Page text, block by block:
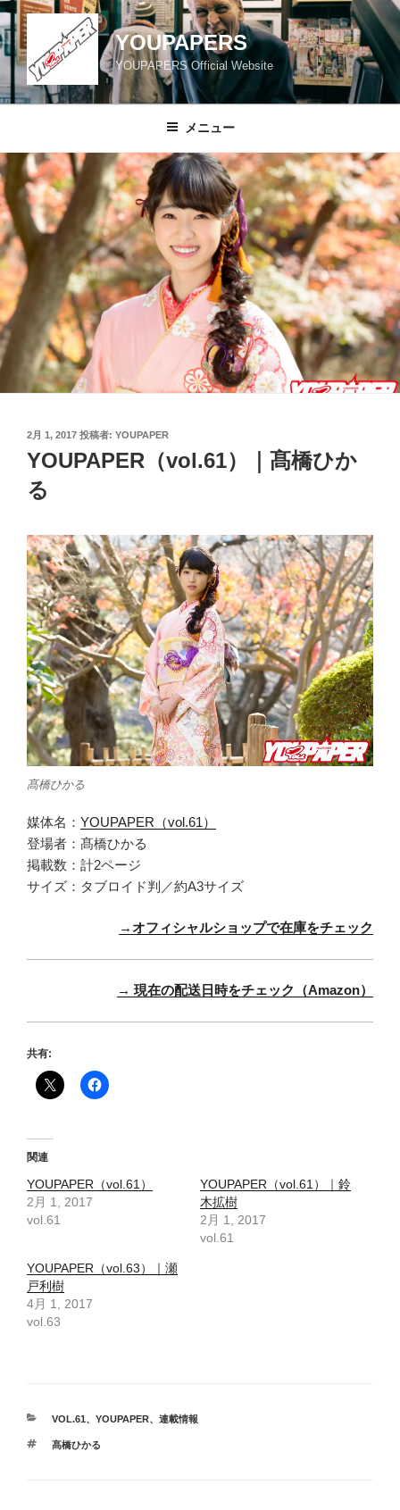
コ
ン
テ
ツ
キ
ッ
プ
YOUPAPERS
YOUPAPERS Official Website
メニュー
投
日:
2月 1, 2017 投稿者: YOUPAPER
YOUPAPER（vol.61）｜髙橋ひか
る
髙橋ひかる
媒体名： YOUPAPER（vol.61）
登場者：髙橋ひかる
掲載数：計2ページ
サイズ：タブロイド判／約A3サイズ
→オフィシャルショップで在庫をチェック
→ 現在の配送日時をチェック（Amazon）
共有:
関連
YOUPAPER（vol.61）
2月 1, 2017
vol.61
YOUPAPER（vol.61）｜鈴
木拡樹
2月 1, 2017
vol.61
YOUPAPER（vol.63）｜瀬
戸利樹
4月 1, 2017
vol.63
カ
ゴ
VOL.61、 YOUPAPER、 連載情報
タ
髙橋ひかる